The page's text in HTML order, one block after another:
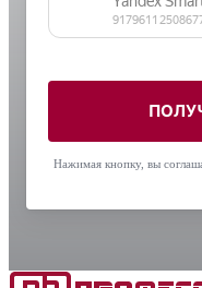
Нажимая кнопку, вы